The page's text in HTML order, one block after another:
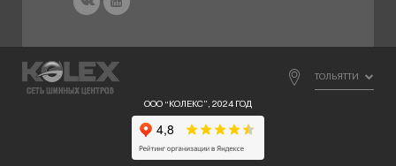
ТОЛЬЯТТИ
ООО “КОЛЕКС”, 2024 ГОД